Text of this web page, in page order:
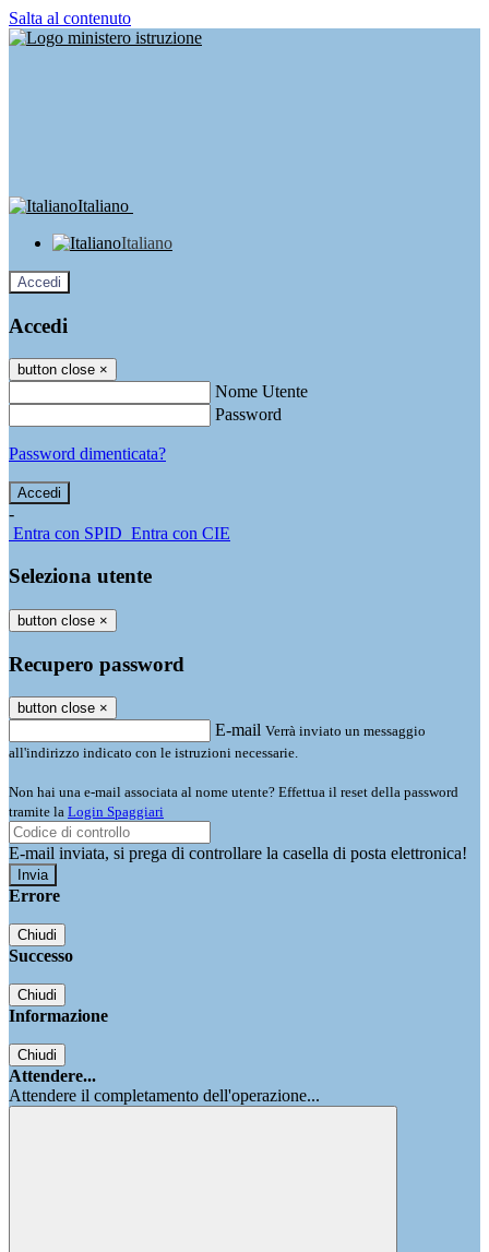
Salta al contenuto
Italiano
Italiano
Accedi
Accedi
button close ×
Nome Utente
Password
Password dimenticata?
-
Entra con SPID Entra con CIE
Seleziona utente
button close ×
Recupero password
button close ×
E-mail Verrà inviato un messaggio
all'indirizzo indicato con le istruzioni necessarie.
Non hai una e-mail associata al nome utente? Effettua il reset della password
tramite la Login Spaggiari
E-mail inviata, si prega di controllare la casella di posta elettronica!
Errore
Chiudi
Successo
Chiudi
Informazione
Chiudi
Attendere...
Attendere il completamento dell'operazione...